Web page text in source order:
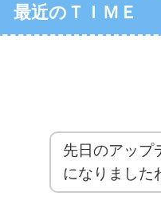
最近のＴＩＭＥ
先日のアップ
になりまし